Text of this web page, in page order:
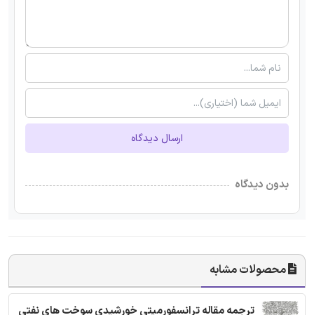
ارسال دیدگاه
بدون دیدگاه
محصولات مشابه
ترجمه مقاله ترانسفورمیتی خورشیدی سوخت های نفتی